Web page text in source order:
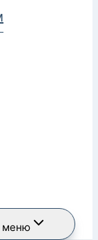
меню